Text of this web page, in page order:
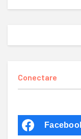
Conectare